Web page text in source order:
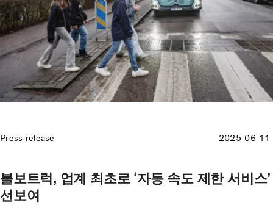
Press release 2025-06-11
볼보트럭, 업계 최초로 ‘자동 속도 제한 서비스’
선보여